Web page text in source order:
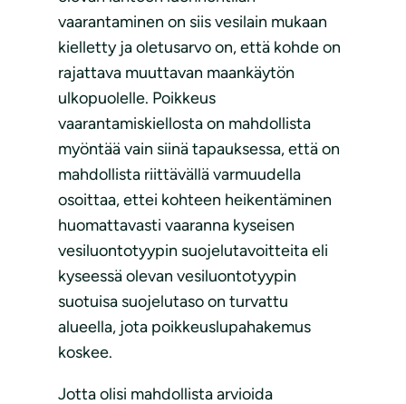
vaarantaminen on siis vesilain mukaan
kielletty ja oletusarvo on, että kohde on
rajattava muuttavan maankäytön
ulkopuolelle. Poikkeus
vaarantamiskiellosta on mahdollista
myöntää vain siinä tapauksessa, että on
mahdollista riittävällä varmuudella
osoittaa, ettei kohteen heikentäminen
huomattavasti vaaranna kyseisen
vesiluontotyypin suojelutavoitteita eli
kyseessä olevan vesiluontotyypin
suotuisa suojelutaso on turvattu
alueella, jota poikkeuslupahakemus
koskee.
Jotta olisi mahdollista arvioida